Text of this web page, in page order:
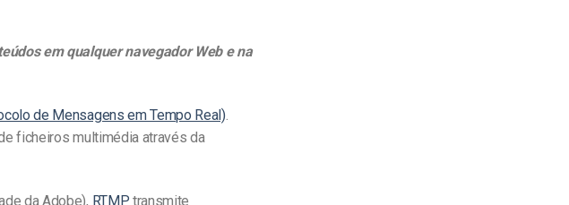
em qualquer navegador Web e na
de Mensagens em Tempo Real).
ficheiros multimédia através da
da Adobe), RTMP transmite